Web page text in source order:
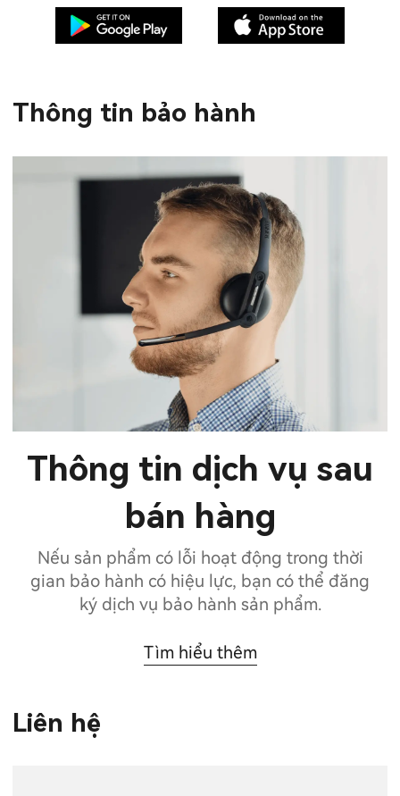
Thông tin bảo hành
Thông tin dịch vụ sau
bán hàng
Nếu sản phẩm có lỗi hoạt động trong thời
gian bảo hành có hiệu lực, bạn có thể đăng
ký dịch vụ bảo hành sản phẩm.
Tìm hiểu thêm
Liên hệ